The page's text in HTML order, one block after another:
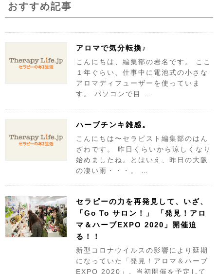
おすすめ記事
アロマで気分転換♪
こんにちは、編集部の岩名です。 ここ
１年ぐらい、仕事中に電池式の小さな
アロマディフューザーを使っていま
す。 パソコンで目 …
ハーブチンキ雑感。
こんにちは〜セラピスト編集部のはん
ざわです。 昨日くらいから涼しくなり
始めましたね。とはいえ、昨日の大阪
の凄い雨・・・。 …
セラピーの力を再発見して、いざ、
「Go To サロン！」 「発見！アロ
マ＆ハーブEXPO 2020」開催迫
る！！
新型コロナウイルスの影響により延期
になっていた「発見！アロマ＆ハーブ
EXPO 2020」。当初開催を予定して